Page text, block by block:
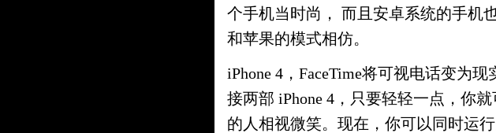
个手机当时尚， 而且安卓系统的手机
和苹果的模式相仿。
iPhone 4，FaceTime将可视电话变为
接两部 iPhone 4，只要轻轻一点，你
的人相视微笑。现在，你可以同时运